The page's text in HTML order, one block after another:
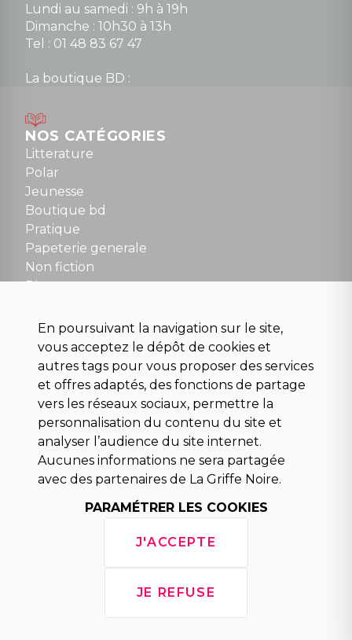
Lundi au samedi : 9h à 19h
Dimanche : 10h30 à 13h
Tel : 01 48 83 67 47
La boutique BD :
Mardi au samedi : 10h à 13h / 14h à 19h
Dimanche : 10h30 à 12h30
Tel : 01 48 89 13 88
Fermé le dimanche en Juillet et Août
NOUS CONTACTER
contact@la-griffe-noire.com
NOS CATÉGORIES
Litterature
Polar
Jeunesse
Boutique bd
Pratique
Papeterie generale
Non fiction
Divers
Beaux livres et art
Para scolaire
Histoire
Pochoteque
Pleiade
INFORMATIONS
Droit de rétractation
Conditions générales de vente
Horaires d'ouverture
Politique de confidentialité
En poursuivant la navigation sur le site,
vous acceptez le dépôt de cookies et
autres tags pour vous proposer des services
et offres adaptés, des fonctions de partage
vers les réseaux sociaux, permettre la
personnalisation du contenu du site et
analyser l’audience du site internet.
Aucunes informations ne sera partagée
avec des partenaires de La Griffe Noire.
PARAMÉTRER LES COOKIES
J'ACCEPTE
JE REFUSE